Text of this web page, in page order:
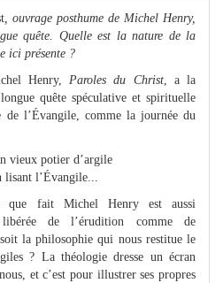
, ouvrage posthume de Michel Henry,
quête. Quelle est la nature de la
ici présente ?
Henry, Paroles du Christ, a la
quête spéculative et spirituelle
de l’Évangile, comme la journée du
vieux potier d’argile
l’Évangile...
que fait Michel Henry est aussi
de l’érudition comme de
la philosophie qui nous restitue le
? La théologie dresse un écran
et c’est pour illustrer ses propres